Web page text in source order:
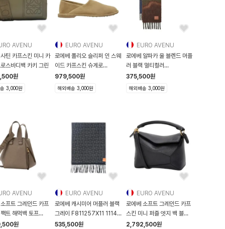
AVENU
틴 카프스킨 미니 카
스바디백 카키 그린
원
3,000원
EURO AVENU
로에베 폴리오 슬리퍼 인 스웨
이드 카프스킨 슈게로
M816291X39
979,500원
해외배송 3,000원
EURO AVENU
로에베 알파카 울 블렌드 머플
러 블랙 멀티컬러
F655SS1X02 1489
375,500원
해외배송 3,000원
AVENU
프트 그레인드 카프
트 해먹백 토프
원
EURO AVENU
로에베 캐시미어 머플러 블랙
그레이 F811257X11 1114
F811257X11-111
535,500원
EURO AVENU
로에베 소프트 그레인드 카프
스킨 미니 퍼즐 엣지 백 블랙
A5
2,792,500원